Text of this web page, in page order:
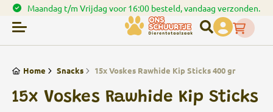
Vrijdag voor 16:00 besteld, vandaag verzonden.
Home Snacks 15x Voskes Rawhide Kip Sticks 400 gr
15x Voskes Rawhide Kip Sticks